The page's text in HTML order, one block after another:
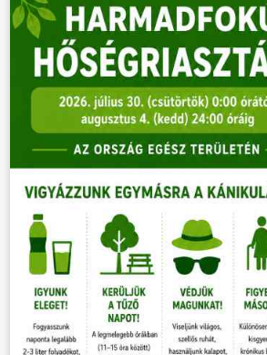
KÖZÖSSÉG
HÍREK
VÁLASZTÁSOK